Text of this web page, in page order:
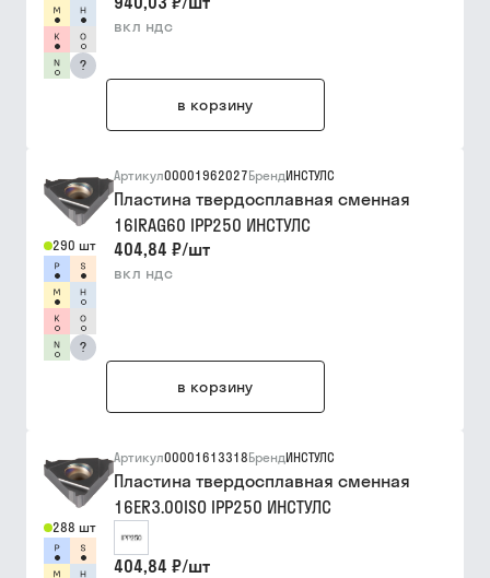
?
вкл ндс
в корзину
290 шт
?
Артикул00001962027БрендИНСТУЛС
Пластина твердосплавная сменная
16IRAG60 IPP250 ИНСТУЛС
404,84 ₽/шт
вкл ндс
в корзину
288 шт
Артикул00001613318БрендИНСТУЛС
Пластина твердосплавная сменная
16ER3.00ISO IPP250 ИНСТУЛС
404,84 ₽/шт